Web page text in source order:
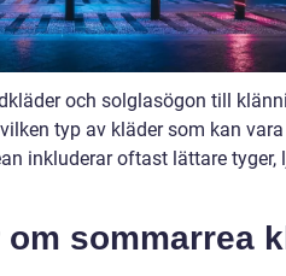
och solglasögon till
typ av kläder som kan
inkluderar oftast lättare tyger,
sommarrea